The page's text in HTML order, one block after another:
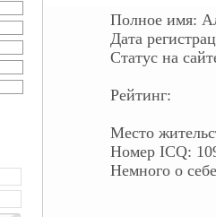
Полное имя:
Дата
Статус на
Рейтинг:
Место
Номер ICQ:
Немного о